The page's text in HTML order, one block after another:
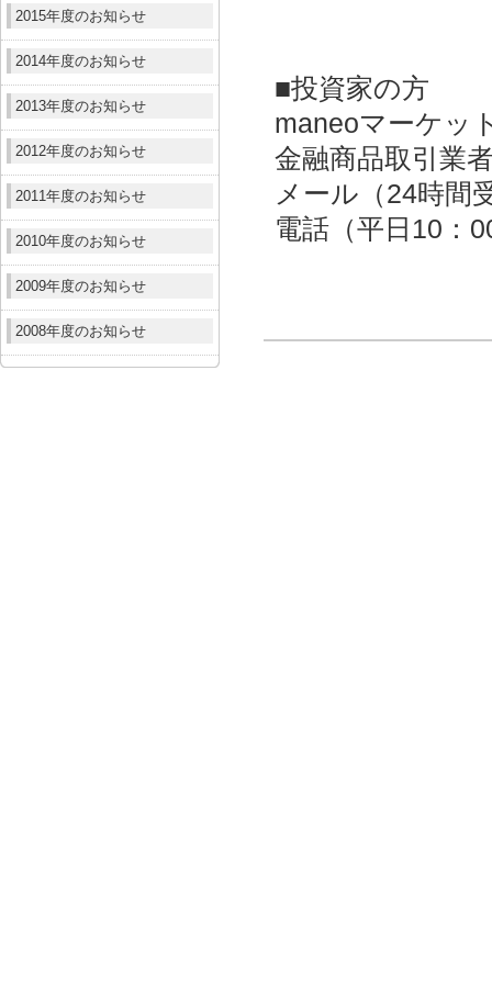
2015年度のお知らせ
2014年度のお知らせ
2013年度のお知らせ
2012年度のお知らせ
2011年度のお知らせ
2010年度のお知らせ
2009年度のお知らせ
2008年度のお知らせ
■投資家の方
maneoマーケッ
金融商品取引業
メール（24時間
電話（平日10：